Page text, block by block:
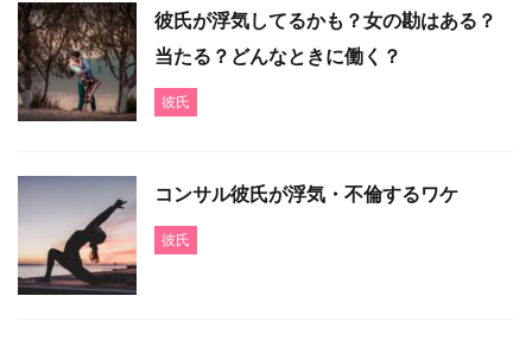
彼氏が浮気してるかも？女の勘はある？
当たる？どんなときに働く？
彼氏
コンサル彼氏が浮気・不倫するワケ
彼氏